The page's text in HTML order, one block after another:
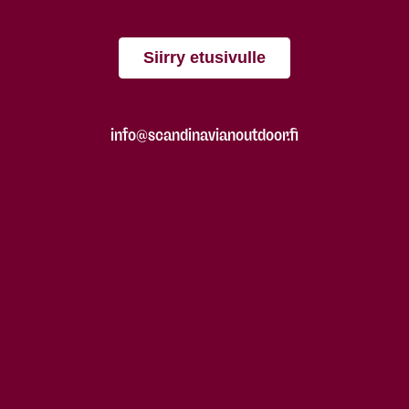
Siirry etusivulle
info@scandinavianoutdoor.fi